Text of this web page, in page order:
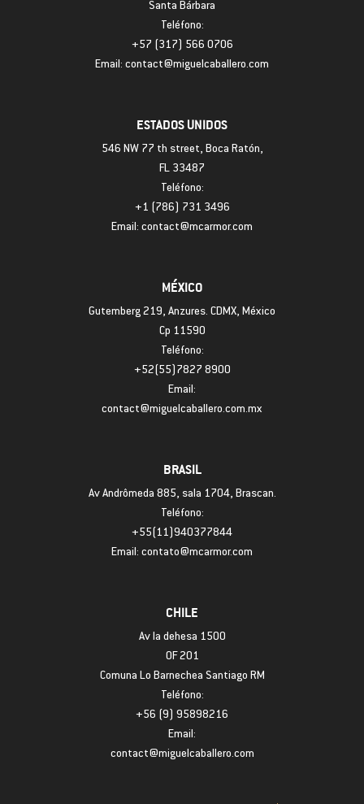
Santa Bárbara
Teléfono:
+57 (317) 566 0706
Email: contact@miguelcaballero.com
ESTADOS UNIDOS
546 NW 77 th street, Boca Ratón,
FL 33487
Teléfono:
+1 (786) 731 3496
Email: contact@mcarmor.com
MÉXICO
Gutemberg 219, Anzures. CDMX, México
Cp 11590
Teléfono:
+52(55)7827 8900
Email:
contact@miguelcaballero.com.mx
BRASIL
Av Andrômeda 885, sala 1704, Brascan.
Teléfono:
+55(11)940377844
Email: contato@mcarmor.com
CHILE
Av la dehesa 1500
OF 201
Comuna Lo Barnechea Santiago RM
Teléfono:
+56 (9) 95898216
Email:
contact@miguelcaballero.com